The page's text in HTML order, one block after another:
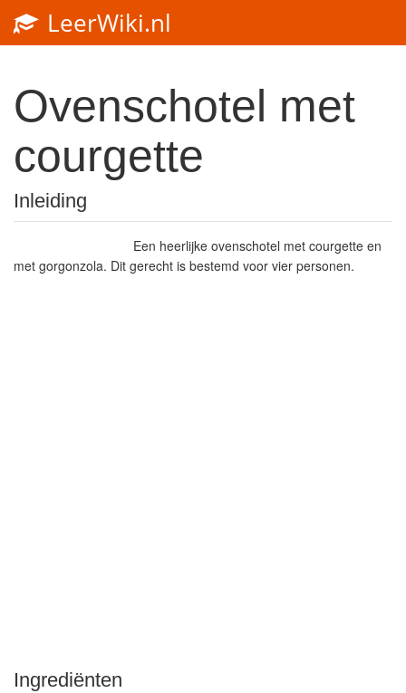
LeerWiki.nl
Ovenschotel met
courgette
Inleiding
Een heerlijke ovenschotel met courgette en
met gorgonzola. Dit gerecht is bestemd voor vier personen.
Ingrediënten